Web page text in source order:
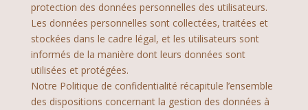
protection des données personnelles des utilisateurs.
Les données personnelles sont collectées, traitées et
stockées dans le cadre légal, et les utilisateurs sont
informés de la manière dont leurs données sont
utilisées et protégées.
Notre Politique de confidentialité récapitule l’ensemble
des dispositions concernant la gestion des données à